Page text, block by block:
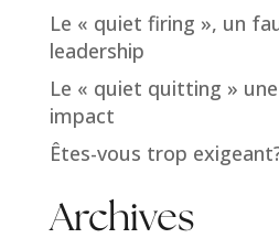
Le « quiet firing », un
leadership
Le « quiet quitting »
impact
Êtes-vous trop
Archives